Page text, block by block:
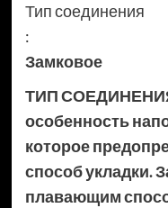
Тип соединения
:
Замковое
ТИП СОЕДИНЕНИЯ
особенность
которое
способ укладки.
плавающим